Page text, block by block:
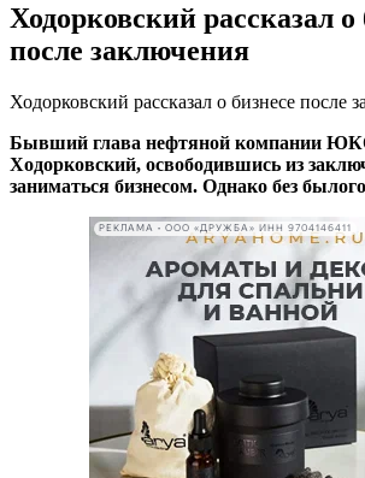
Ходорковский рассказал о
после заключения
Ходорковский рассказал о бизнесе после
Бывший глава нефтяной компании
Ходорковский, освободившись из
заниматься бизнесом. Однако без
РЕКЛАМА • ООО «ДРУЖБА» ИНН 9704146411